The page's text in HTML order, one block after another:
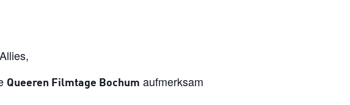
Queeren Filmtage Bochum aufmerksam